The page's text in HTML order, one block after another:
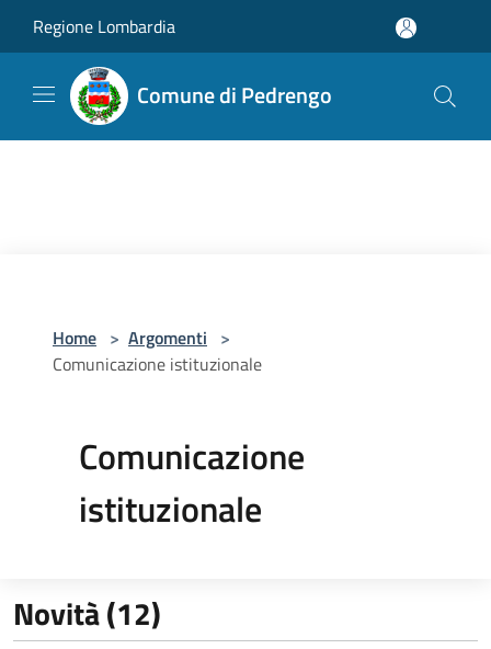
Regione Lombardia
Comune di Pedrengo
Home > Argomenti >
Comunicazione istituzionale
Comunicazione
istituzionale
Novità (12)